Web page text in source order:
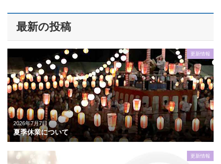
最新の投稿
更新情報
2026年7月7日
夏季休業について
更新情報